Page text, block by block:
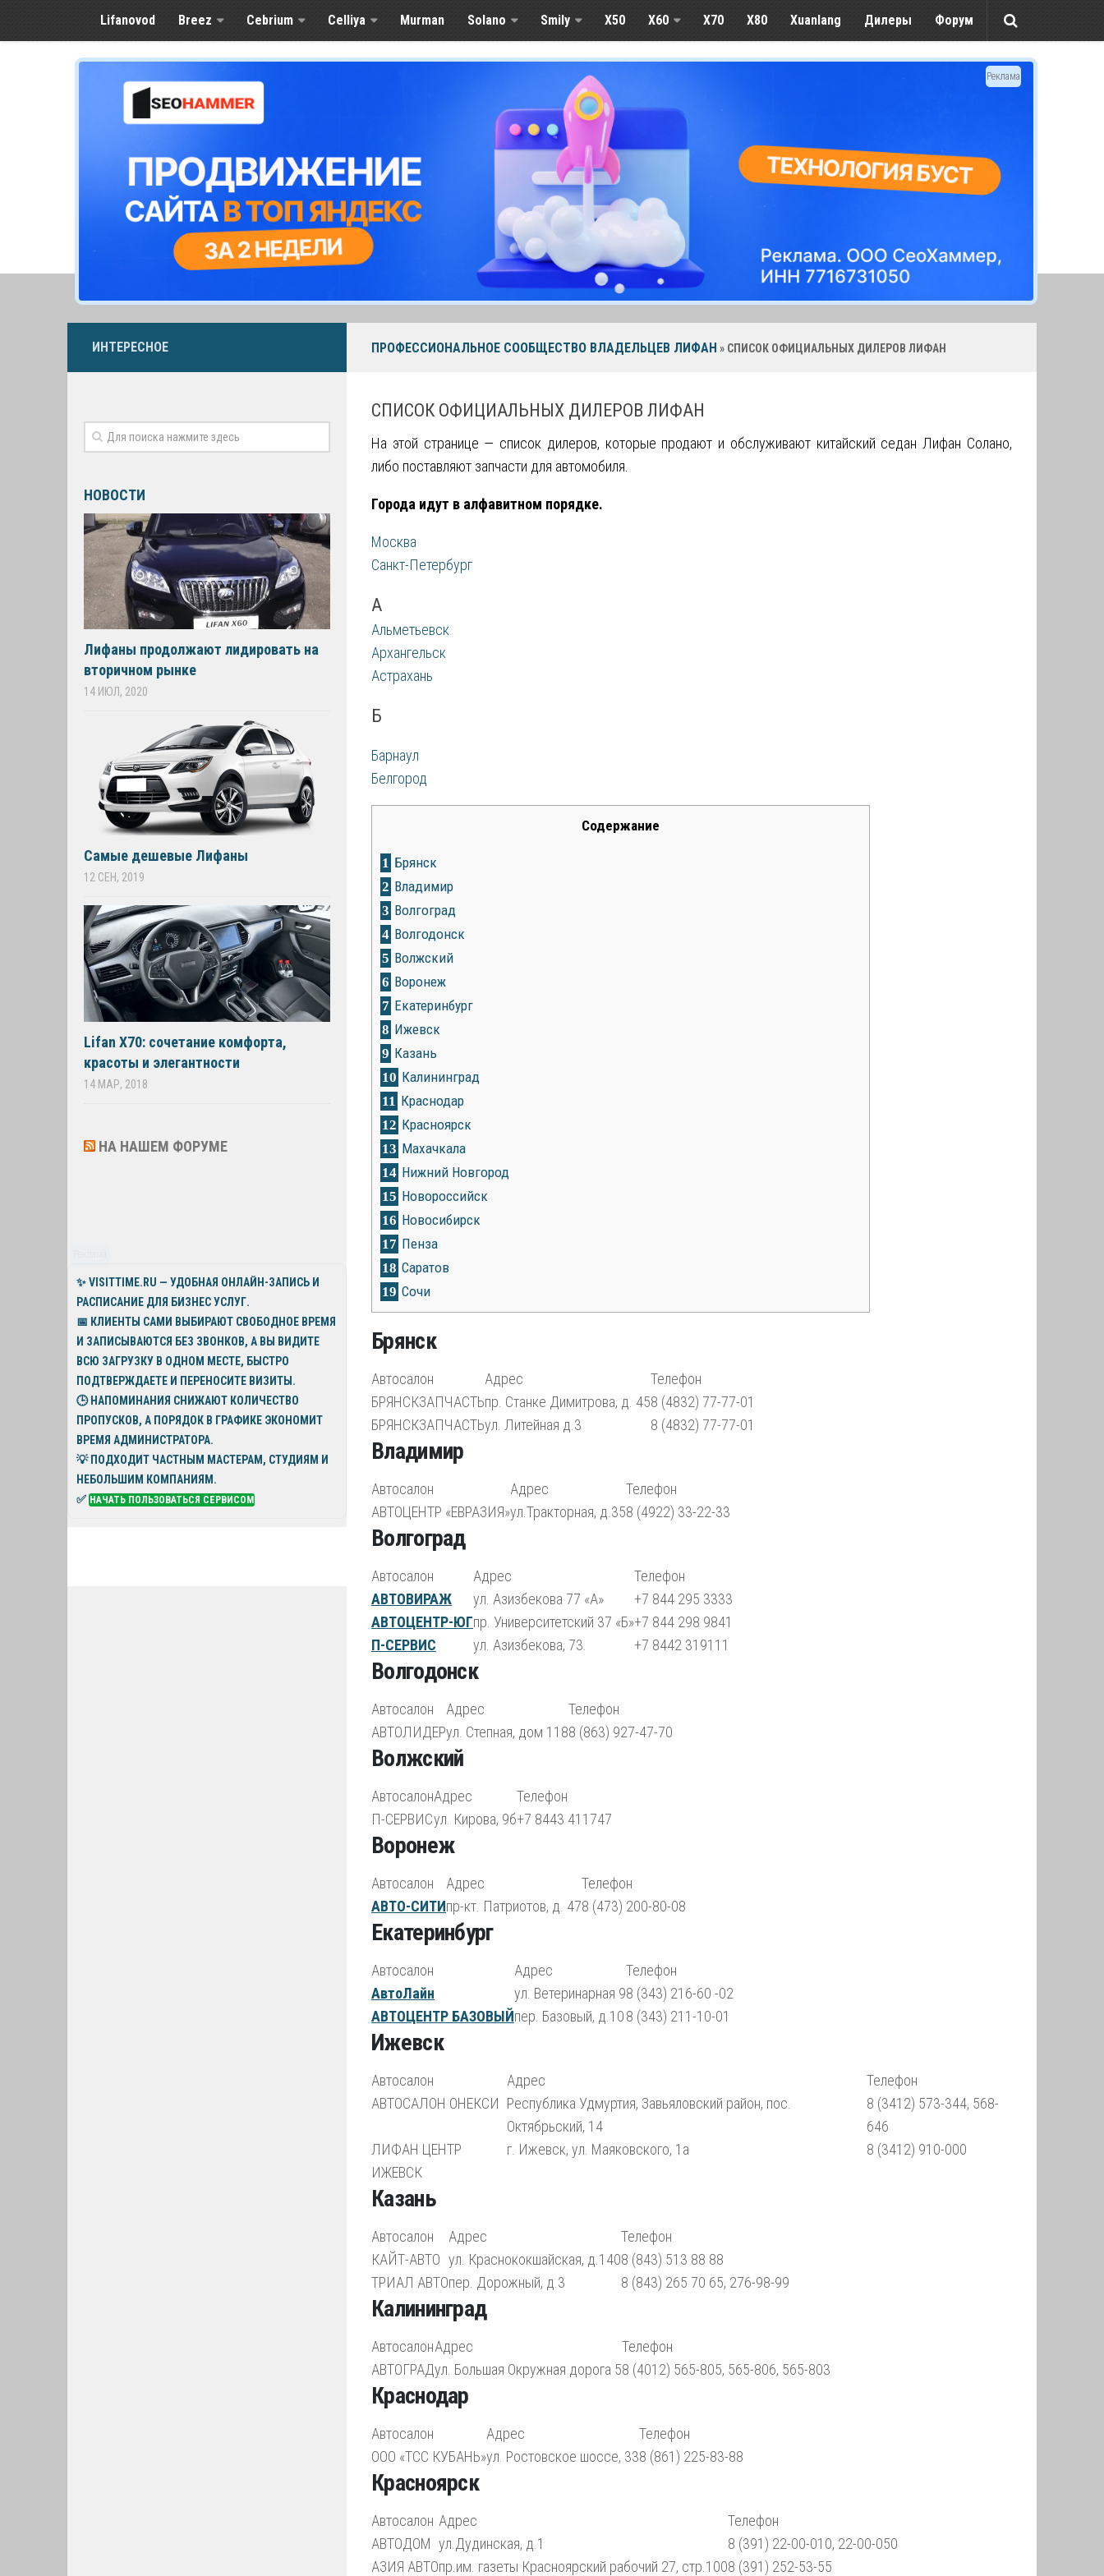
Lifanovod Breez Cebrium Celliya Murman Solano Smily X50 X60 Х70 X80 Xuanlang Дилеры Форум
Реклама
ПРОФЕССИОНАЛЬНОЕ СООБЩЕСТВО ВЛАДЕЛЬЦЕВ ЛИФАН » СПИСОК ОФИЦИАЛЬНЫХ ДИЛЕРОВ ЛИФАН
СПИСОК ОФИЦИАЛЬНЫХ ДИЛЕРОВ ЛИФАН
На этой странице — список дилеров, которые продают и обслуживают китайский седан Лифан Солано,
либо поставляют запчасти для автомобиля.
Города идут в алфавитном порядке.
Москва
Санкт-Петербург
А
Альметьевск
Архангельск
Астрахань
Б
Барнаул
Белгород
Содержание
1 Брянск
2 Владимир
3 Волгоград
4 Волгодонск
5 Волжский
6 Воронеж
7 Екатеринбург
8 Ижевск
9 Казань
10 Калининград
11 Краснодар
12 Красноярск
13 Махачкала
14 Нижний Новгород
15 Новороссийск
16 Новосибирск
17 Пенза
18 Саратов
19 Сочи
Брянск
Автосалон Адрес
Телефон
БРЯНСКЗАПЧАСТЬпр. Станке Димитрова, д. 458 (4832) 77-77-01
БРЯНСКЗАПЧАСТЬул. Литейная д.3 8 (4832) 77-77-01
Владимир
Автосалон Адрес
Телефон
АВТОЦЕНТР «ЕВРАЗИЯ»ул.Тракторная, д.358 (4922) 33-22-33
Волгоград
Автосалон Адрес
Телефон
АВТОВИРАЖ
ул. Азизбекова 77 «А»
+7 844 295 3333
АВТОЦЕНТР-ЮГпр. Университетский 37 «Б»+7 844 298 9841
П-СЕРВИС
ул. Азизбекова, 73. +7 8442 319111
Волгодонск
Автосалон Адрес
Телефон
АВТОЛИДЕРул. Степная, дом 1188 (863) 927-47-70
Волжский
АвтосалонАдрес
Телефон
П-СЕРВИСул. Кирова, 9б+7 8443 411747
Воронеж
Автосалон Адрес
Телефон
АВТО-СИТИпр-кт. Патриотов, д. 478 (473) 200-80-08
Екатеринбург
Автосалон Адрес
Телефон
АвтоЛайн
ул. Ветеринарная 98 (343) 216-60 -02
АВТОЦЕНТР БАЗОВЫЙпер. Базовый, д.108 (343) 211-10-01
Ижевск
Автосалон Адрес
Телефон
АВТОСАЛОН ОНЕКСИ Республика Удмуртия, Завьяловский район, пос.
Октябрьский, 14
8 (3412) 573-344, 568-
646
ЛИФАН ЦЕНТР
ИЖЕВСК
г. Ижевск, ул. Маяковского, 1а 8 (3412) 910-000
Казань
Автосалон Адрес
Телефон
КАЙТ-АВТО ул. Краснококшайская, д.1408 (843) 513 88 88
ТРИАЛ АВТОпер. Дорожный, д.3 8 (843) 265 70 65, 276-98-99
Калининград
АвтосалонАдрес
Телефон
АВТОГРАДул. Большая Окружная дорога 58 (4012) 565-805, 565-806, 565-803
Краснодар
Автосалон Адрес
Телефон
ООО «ТСС КУБАНЬ»ул. Ростовское шоссе, 338 (861) 225-83-88
Красноярск
Автосалон Адрес
Телефон
АВТОДОМ ул.Дудинская, д.1
8 (391) 22-00-010, 22-00-050
АЗИЯ АВТОпр.им. газеты Красноярский рабочий 27, стр.1008 (391) 252-53-55
ИНТЕРЕСНОЕ
НОВОСТИ
Лифаны продолжают лидировать на
вторичном рынке
14 ИЮЛ, 2020
Самые дешевые Лифаны
12 СЕН, 2019
Lifan X70: сочетание комфорта,
красоты и элегантности
14 МАР, 2018
НА НАШЕМ ФОРУМЕ
✨VISITTIME.RU — УДОБНАЯ ОНЛАЙН-ЗАПИСЬ И
РАСПИСАНИЕ ДЛЯ БИЗНЕС УСЛУГ.
📅 КЛИЕНТЫ САМИ ВЫБИРАЮТ СВОБОДНОЕ ВРЕМЯ
И ЗАПИСЫВАЮТСЯ БЕЗ ЗВОНКОВ, А ВЫ ВИДИТЕ
ВСЮ ЗАГРУЗКУ В ОДНОМ МЕСТЕ, БЫСТРО
ПОДТВЕРЖДАЕТЕ И ПЕРЕНОСИТЕ ВИЗИТЫ.
🕒 НАПОМИНАНИЯ СНИЖАЮТ КОЛИЧЕСТВО
ПРОПУСКОВ, А ПОРЯДОК В ГРАФИКЕ ЭКОНОМИТ
ВРЕМЯ АДМИНИСТРАТОРА.
💡ПОДХОДИТ ЧАСТНЫМ МАСТЕРАМ, СТУДИЯМ И
НЕБОЛЬШИМ КОМПАНИЯМ.
✅ НАЧАТЬ ПОЛЬЗОВАТЬСЯ СЕРВИСОМ